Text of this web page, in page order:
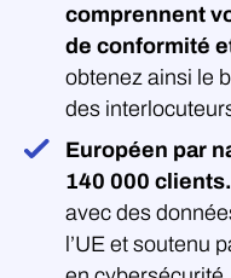
comprennent
de conformité
obtenez ainsi le
des
Européen par
140 000 clients.
avec des
l’UE et soutenu